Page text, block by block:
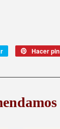
Tuitear Hacer pin